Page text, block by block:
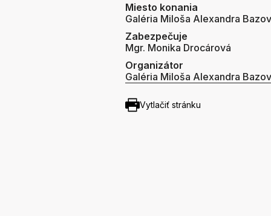
Miesto konania
Galéria Miloša Alexandra
Zabezpečuje
Mgr. Monika Drocárová
Organizátor
Galéria Miloša Alexandra
Vytlačiť stránku